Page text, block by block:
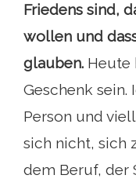
Friedens sind,
wollen und
glauben. Heute
Geschenk sein.
Person und
sich nicht, sich
dem Beruf, der